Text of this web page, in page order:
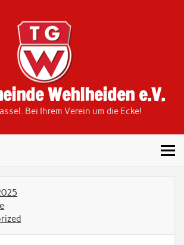
Wehlheiden e.V.
Bei Ihrem Verein um die Ecke!